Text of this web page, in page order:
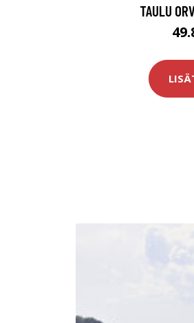
TAULU